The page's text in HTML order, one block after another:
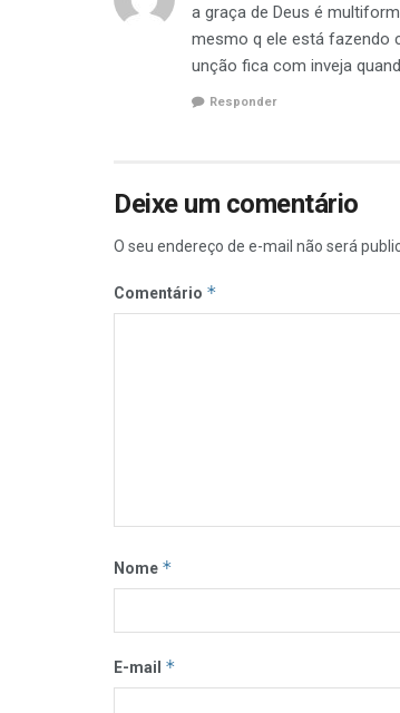
a graça de Deus é
mesmo q ele está fazendo
unção fica com inveja
Responder
Deixe um comentário
O seu endereço de e-mail não será
Comentário *
Nome *
E-mail *